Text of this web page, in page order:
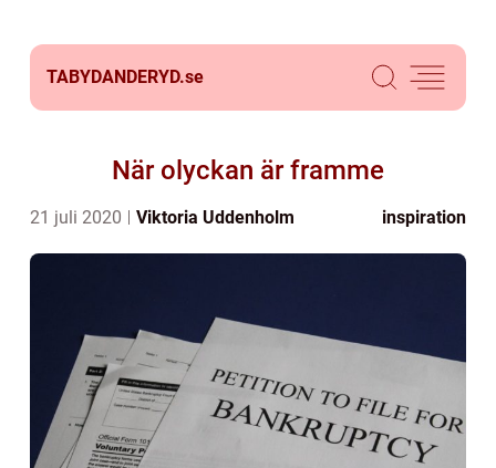
TABYDANDERYD.se
När olyckan är framme
21 juli 2020 Viktoria Uddenholm inspiration